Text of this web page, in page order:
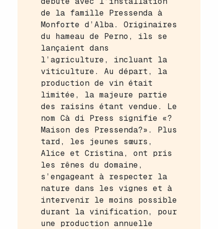
de la famille Pressenda à
Monforte d’Alba. Originaires
du hameau de Perno, ils se
lançaient dans
l’agriculture, incluant la
viticulture. Au départ, la
production de vin était
limitée, la majeure partie
des raisins étant vendue. Le
nom Cà di Press signifie «?
Maison des Pressenda?». Plus
tard, les jeunes sœurs,
Alice et Cristina, ont pris
les rênes du domaine,
s’engageant à respecter la
nature dans les vignes et à
intervenir le moins possible
durant la vinification, pour
une production annuelle